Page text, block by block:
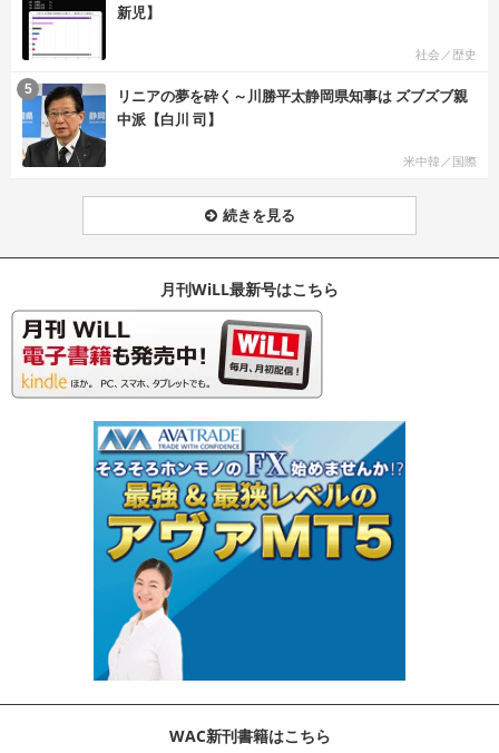
新児】
社会／歴史
リニアの夢を砕く～川勝平太静岡県知事は ズブズブ親
中派【白川 司】
米中韓／国際
5
続きを見る
月刊WiLL最新号はこちら
WAC新刊書籍はこちら